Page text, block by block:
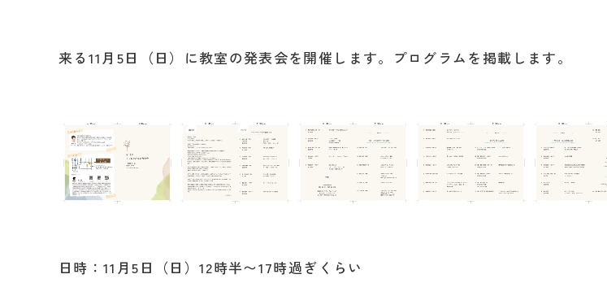
来る11月5日（日）に教室の発表会を開催します。プログラムを掲載します。
日時：11月5日（日）12時半〜17時過ぎくらい